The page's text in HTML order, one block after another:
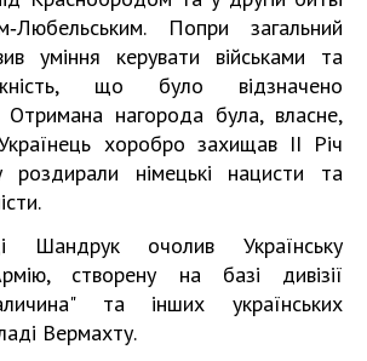
Попри загальний
уміння керувати військами та
що було відзначено
Отримана нагорода була, власне,
хоробро захищав ІІ Річ
роздирали німецькі нацисти та
очолив Українську
створену на базі дивізії
та інших українських
Вермахту.